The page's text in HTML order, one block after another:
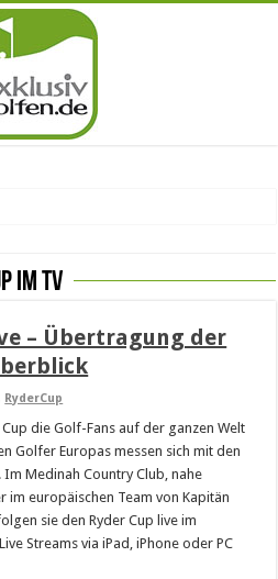
im TV
– Übertragung der
RyderCup
die Golf-Fans auf der ganzen Welt
Golfer Europas messen sich mit den
Medinah Country Club, nahe
im europäischen Team von Kapitän
sie den Ryder Cup live im
Streams via iPad, iPhone oder PC